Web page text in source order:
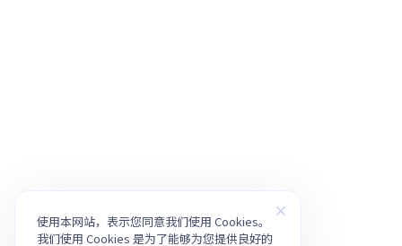
使用本网站，表示您同意我们使用 Cookies。
我们使用 Cookies 是为了能够为您提供良好的